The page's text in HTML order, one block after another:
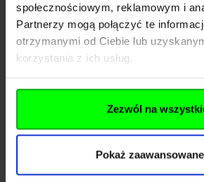
społecznościowym, reklamowym i
Partnerzy mogą połączyć te
otrzymanymi od Ciebie lub
korzystania z ich usług.
Zezwól na
Pokaż zaawansowane
Kod SKU
EAN
Producent